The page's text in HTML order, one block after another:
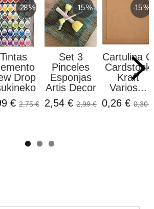
-28 %
Tintas
Drop
€ 2,75 €
-15 %
Set 3
Pinceles
Esponjas
Artis Decor
2,54 € 2,99 €
-15 %
Cartulina O
Cardstock
Kraft
Varios...
0,26 € 0,30 €